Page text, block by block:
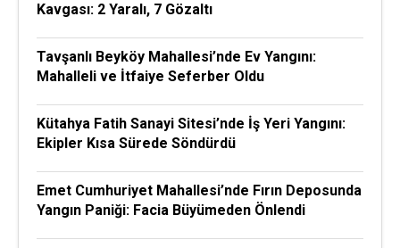
Kavgası: 2 Yaralı, 7 Gözaltı
Tavşanlı Beyköy Mahallesi’nde Ev Yangını:
Mahalleli ve İtfaiye Seferber Oldu
Kütahya Fatih Sanayi Sitesi’nde İş Yeri Yangını:
Ekipler Kısa Sürede Söndürdü
Emet Cumhuriyet Mahallesi’nde Fırın Deposunda
Yangın Paniği: Facia Büyümeden Önlendi